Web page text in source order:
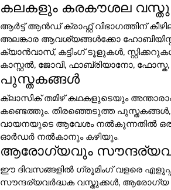
കലകളും കരകൗശല
ആർട്ട് ആൻഡ് ക്രാഫ്റ്റ് വിഭാഗത്തിന്
അലങ്കാര ആവശ്യങ്ങൾക്കോ
ക്യാൻവാസ്, കട്ടിംഗ് ടൂളുകൾ,
കാസ്റ്റൽ, ജോവി, ഫാബ്രിയാനോ,
പുസ്തകങ്ങൾ
ക്ലാസിക് തമിഴ് കഥകളുടെയും
കണ്ടെത്തും. തിരഞ്ഞെടുത്ത
വായനയുടെ ആവേശം നൽകുന്നതിൽ
ഓർഡർ നൽകാനും കഴിയും.
ആരോഗ്യവും
ഈ ദിവസങ്ങളിൽ ഗ്രൂമിംഗ് വളരെ
സൗന്ദര്യവർദ്ധക വസ്തുക്കൾ, ആരോഗ്യ